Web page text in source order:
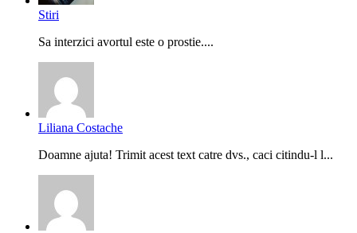
Stiri
Sa interzici avortul este o prostie....
Liliana Costache
Doamne ajuta! Trimit acest text catre dvs., caci citindu-l l...